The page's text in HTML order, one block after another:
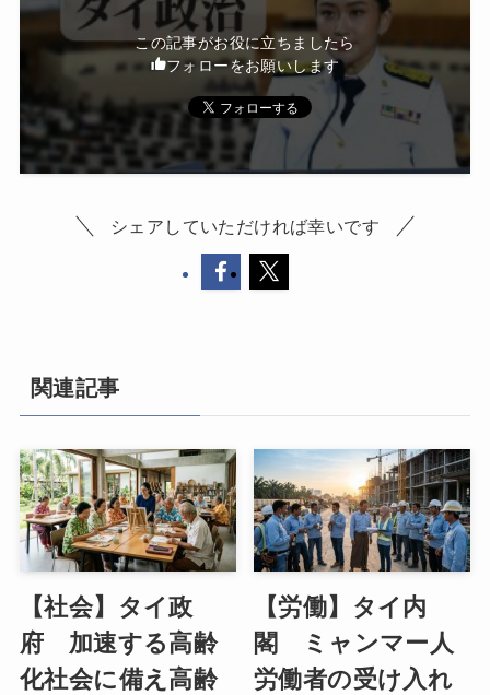
この記事がお役に立ちましたら
フォローをお願いします
シェアしていただければ幸いです
関連記事
【社会】タイ政
府 加速する高齢
化社会に備え高齢
【労働】タイ内
閣 ミャンマー人
労働者の受け入れ